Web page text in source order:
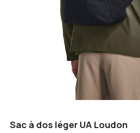
Sac à dos léger UA Loudon